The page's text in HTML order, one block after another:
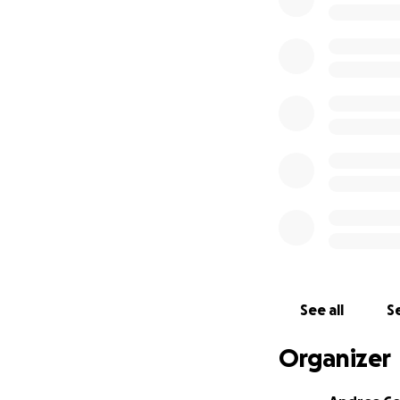
See all
Organizer